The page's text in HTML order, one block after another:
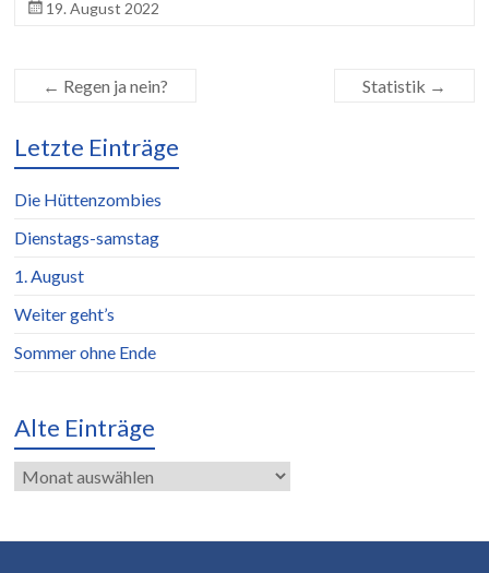
19. August 2022
← Regen ja nein? Statistik →
Letzte Einträge
Die Hüttenzombies
Dienstags-samstag
1. August
Weiter geht’s
Sommer ohne Ende
Alte Einträge
Alte
Einträge